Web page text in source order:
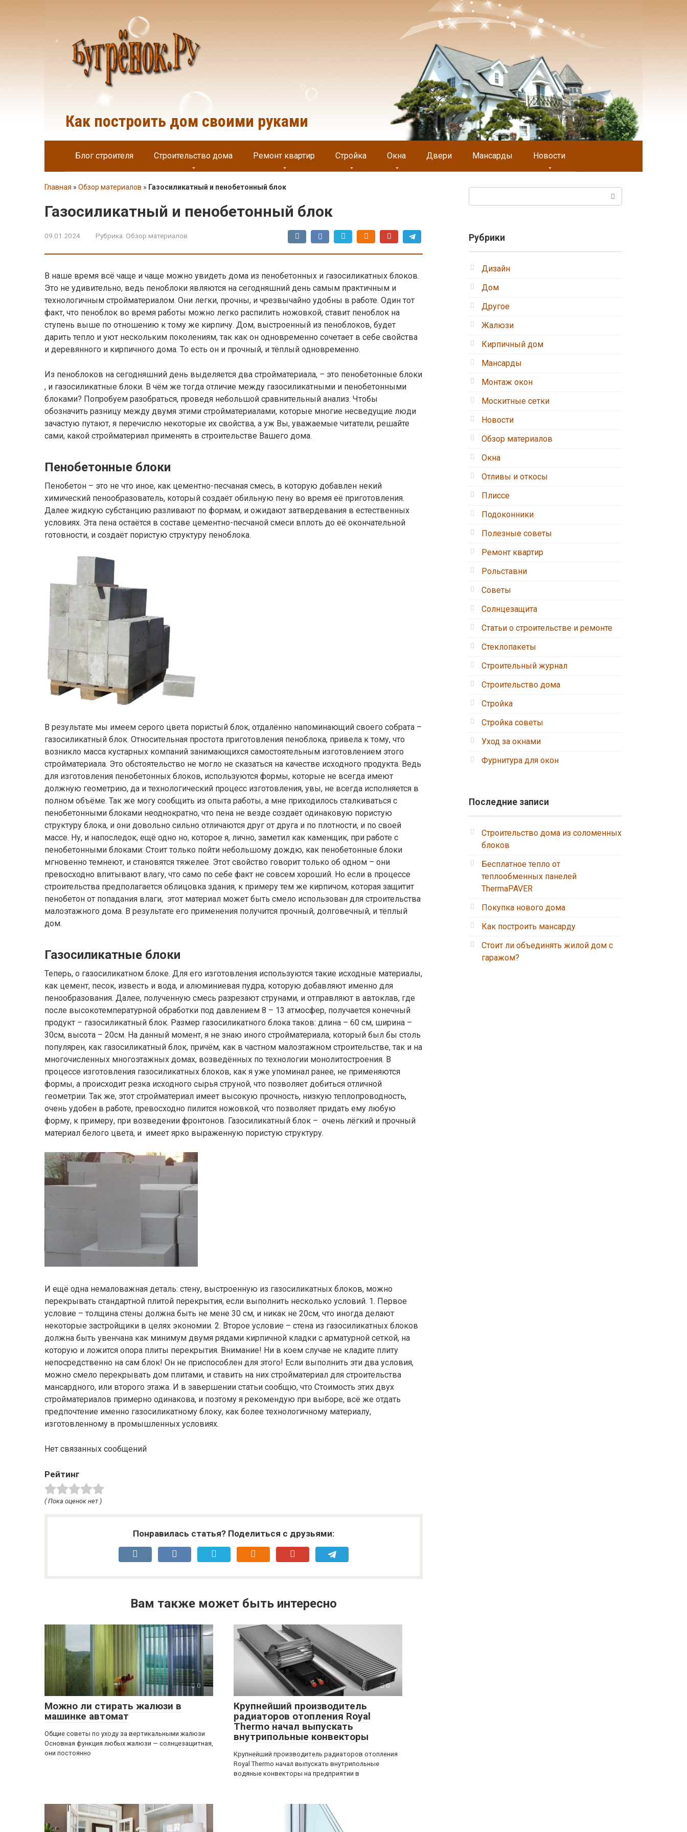
Как построить дом своими руками
Блог строителя Строительство дома Ремонт квартир Стройка Окна Двери Мансарды Новости
Главная » Обзор материалов » Газосиликатный и пенобетонный блок
Газосиликатный и пенобетонный блок
09.01.2024 Рубрика: Обзор материалов
В наше время всё чаще и чаще можно увидеть дома из пенобетонных и газосиликатных блоков.
Это не удивительно, ведь пеноблоки являются на сегодняшний день самым практичным и
технологичным стройматериалом. Они легки, прочны, и чрезвычайно удобны в работе. Один тот
факт, что пеноблок во время работы можно легко распилить ножовкой, ставит пеноблок на
ступень выше по отношению к тому же кирпичу. Дом, выстроенный из пеноблоков, будет
дарить тепло и уют нескольким поколениям, так как он одновременно сочетает в себе свойства
и деревянного и кирпичного дома. То есть он и прочный, и тёплый одновременно.
Из пеноблоков на сегодняшний день выделяется два стройматериала, – это пенобетонные блоки
, и газосиликатные блоки. В чём же тогда отличие между газосиликатными и пенобетонными
блоками? Попробуем разобраться, проведя небольшой сравнительный анализ. Чтобы
обозначить разницу между двумя этими стройматериалами, которые многие несведущие люди
зачастую путают, я перечислю некоторые их свойства, а уж Вы, уважаемые читатели, решайте
сами, какой стройматериал применять в строительстве Вашего дома.
Пенобетонные блоки
Пенобетон – это не что иное, как цементно-песчаная смесь, в которую добавлен некий
химический пенообразователь, который создаёт обильную пену во время её приготовления.
Далее жидкую субстанцию разливают по формам, и ожидают затвердевания в естественных
условиях. Эта пена остаётся в составе цементно-песчаной смеси вплоть до её окончательной
готовности, и создаёт пористую структуру пеноблока.
В результате мы имеем серого цвета пористый блок, отдалённо напоминающий своего собрата –
газосиликатный блок. Относительная простота приготовления пеноблока, привела к тому, что
возникло масса кустарных компаний занимающихся самостоятельным изготовлением этого
стройматериала. Это обстоятельство не могло не сказаться на качестве исходного продукта. Ведь
для изготовления пенобетонных блоков, используются формы, которые не всегда имеют
должную геометрию, да и технологический процесс изготовления, увы, не всегда исполняется в
полном объёме. Так же могу сообщить из опыта работы, а мне приходилось сталкиваться с
пенобетонными блоками неоднократно, что пена не везде создаёт одинаковую пористую
структуру блока, и они довольно сильно отличаются друг от друга и по плотности, и по своей
массе. Ну, и напоследок, ещё одно но, которое я, лично, заметил как каменщик, при работе с
пенобетонными блоками: Стоит только пойти небольшому дождю, как пенобетонные блоки
мгновенно темнеют, и становятся тяжелее. Этот свойство говорит только об одном – они
превосходно впитывают влагу, что само по себе факт не совсем хороший. Но если в процессе
строительства предполагается облицовка здания, к примеру тем же кирпичом, которая защитит
пенобетон от попадания влаги, этот материал может быть смело использован для строительства
малоэтажного дома. В результате его применения получится прочный, долговечный, и тёплый
дом.
Газосиликатные блоки
Теперь, о газосиликатном блоке. Для его изготовления используются такие исходные материалы,
как цемент, песок, известь и вода, и алюминиевая пудра, которую добавляют именно для
пенообразования. Далее, полученную смесь разрезают струнами, и отправляют в автоклав, где
после высокотемпературной обработки под давлением 8 – 13 атмосфер, получается конечный
продукт – газосиликатный блок. Размер газосиликатного блока таков: длина – 60 см, ширина –
30см, высота – 20см. На данный момент, я не знаю иного стройматериала, который был бы столь
популярен, как газосиликатный блок, причём, как в частном малоэтажном строительстве, так и на
многочисленных многоэтажных домах, возведённых по технологии монолитостроения. В
процессе изготовления газосиликатных блоков, как я уже упоминал ранее, не применяются
формы, а происходит резка исходного сырья струной, что позволяет добиться отличной
геометрии. Так же, этот стройматериал имеет высокую прочность, низкую теплопроводность,
очень удобен в работе, превосходно пилится ножовкой, что позволяет придать ему любую
форму, к примеру, при возведении фронтонов. Газосиликатный блок – очень лёгкий и прочный
материал белого цвета, и имеет ярко выраженную пористую структуру.
И ещё одна немаловажная деталь: стену, выстроенную из газосиликатных блоков, можно
перекрывать стандартной плитой перекрытия, если выполнить несколько условий. 1. Первое
условие – толщина стены должна быть не мене 30 см, и никак не 20см, что иногда делают
некоторые застройщики в целях экономии. 2. Второе условие – стена из газосиликатных блоков
должна быть увенчана как минимум двумя рядами кирпичной кладки с арматурной сеткой, на
которую и ложится опора плиты перекрытия. Внимание! Ни в коем случае не кладите плиту
непосредственно на сам блок! Он не приспособлен для этого! Если выполнить эти два условия,
можно смело перекрывать дом плитами, и ставить на них стройматериал для строительства
мансардного, или второго этажа. И в завершении статьи сообщю, что Стоимость этих двух
стройматериалов примерно одинакова, и поэтому я рекомендую при выборе, всё же отдать
предпочтение именно газосиликатному блоку, как более технологичному материалу,
изготовленному в промышленных условиях.
Нет связанных сообщений
Рейтинг
( Пока оценок нет )
Понравилась статья? Поделиться с друзьями:
Вам также может быть интересно
0
Можно ли стирать жалюзи в
машинке автомат
Общие советы по уходу за вертикальными жалюзи
Основная функция любых жалюзи — солнцезащитная,
они постоянно
0
Крупнейший производитель
радиаторов отопления Royal
Thermo начал выпускать
внутрипольные конвекторы
Крупнейший производитель радиаторов отопления
Royal Thermo начал выпускать внутрипольные
водяные конвекторы на предприятии в
Рубрики
Дизайн
Дом
Другое
Жалюзи
Кирпичный дом
Мансарды
Монтаж окон
Москитные сетки
Новости
Обзор материалов
Окна
Отливы и откосы
Плиссе
Подоконники
Полезные советы
Ремонт квартир
Рольставни
Советы
Солнцезащита
Статьи о строительстве и ремонте
Стеклопакеты
Строительный журнал
Строительство дома
Стройка
Стройка советы
Уход за окнами
Фурнитура для окон
Последние записи
Строительство дома из соломенных
блоков
Бесплатное тепло от
теплообменных панелей
ThermaPAVER
Покупка нового дома
Как построить мансарду
Стоит ли объединять жилой дом с
гаражом?